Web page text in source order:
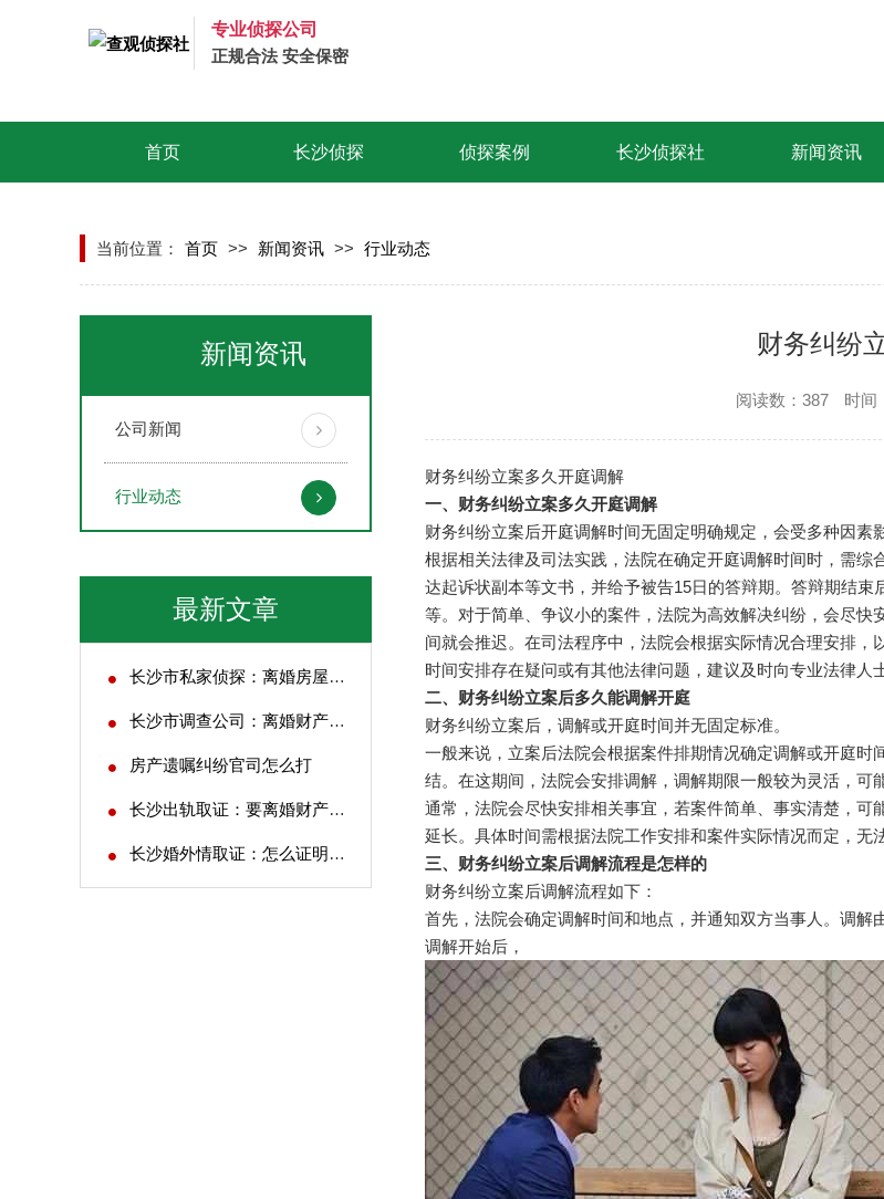
专业侦探公司
正规合法 安全保密
首页 长沙侦探 侦探案例 长沙侦探社 新闻资讯
当前位置： 首页 >> 新闻资讯 >> 行业动态
新闻资讯
公司新闻
行业动态
最新文章
长沙市私家侦探：离婚房屋评估费用多少
长沙市调查公司：离婚财产应如何去分割
房产遗嘱纠纷官司怎么打
长沙出轨取证：要离婚财产怎么处理
长沙婚外情取证：怎么证明自己是被别人抚养的
财务纠纷
阅读数：387 时间
财务纠纷立案多久开庭调解
一、财务纠纷立案多久开庭调解
财务纠纷立案后开庭调解时间无固定明确规定，会受多种因素
根据相关法律及司法实践，法院在确定开庭调解时间时，需
达起诉状副本等文书，并给予被告15日的答辩期。答辩期结
等。对于简单、争议小的案件，法院为高效解决纠纷，会尽
间就会推迟。在司法程序中，法院会根据实际情况合理安排
时间安排存在疑问或有其他法律问题，建议及时向专业法律人
二、财务纠纷立案后多久能调解开庭
财务纠纷立案后，调解或开庭时间并无固定标准。
一般来说，立案后法院会根据案件排期情况确定调解或开庭
结。在这期间，法院会安排调解，调解期限一般较为灵活，可
通常，法院会尽快安排相关事宜，若案件简单、事实清楚，
延长。具体时间需根据法院工作安排和案件实际情况而定，无
三、财务纠纷立案后调解流程是怎样的
财务纠纷立案后调解流程如下：
首先，法院会确定调解时间和地点，并通知双方当事人。调解
调解开始后，